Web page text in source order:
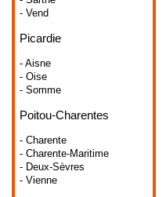
- Vend
Picardie
- Aisne
- Oise
- Somme
Poitou-Charentes
- Charente
- Charente-Maritime
- Deux-Sèvres
- Vienne